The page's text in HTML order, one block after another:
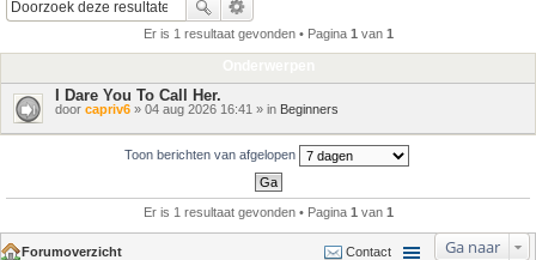
Er is 1 resultaat gevonden • Pagina 1 van 1
I Dare You To Call Her.
door capriv6 » 04 aug 2026 16:41 » in Beginners
Toon berichten van afgelopen
Er is 1 resultaat gevonden • Pagina 1 van 1
Ga naar
Forumoverzicht Contact